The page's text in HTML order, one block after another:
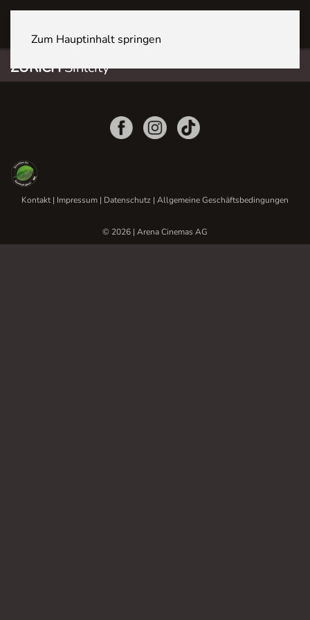
Zum Hauptinhalt springen
ZÜRICHSihlcity
Kontakt| Impressum | Datenschutz | Allgemeine Geschäftsbedingungen
© 2026 | Arena Cinemas AG